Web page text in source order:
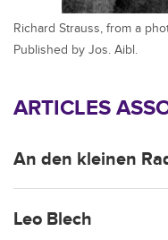
Richard Strauss, from a
Published by Jos. Aibl.
ARTICLES
An den kleinen
Leo Blech